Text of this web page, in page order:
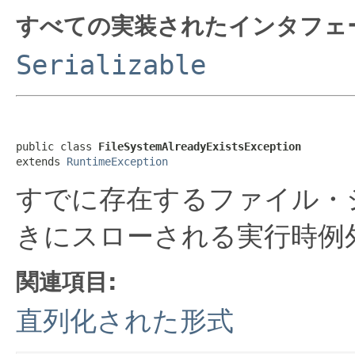
すべての実装されたインタフ
Serializable
public class FileSystemAlreadyExistsException
extends RuntimeException
すでに存在するファイル
きにスローされる実行時例
関連項目:
直列化された形式